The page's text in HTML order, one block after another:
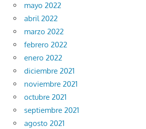
mayo 2022
abril 2022
marzo 2022
febrero 2022
enero 2022
diciembre 2021
noviembre 2021
octubre 2021
septiembre 2021
agosto 2021